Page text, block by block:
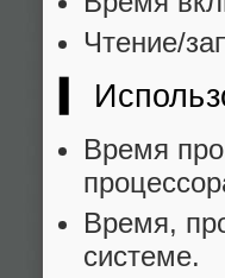
Чтение/
▍
Время
Время,
системе.